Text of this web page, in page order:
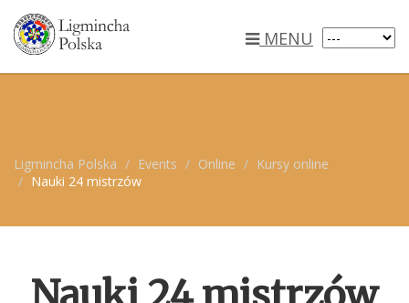
MENU
Ligmincha Polska Events Online
Kursy online
Nauki 24 mistrzów